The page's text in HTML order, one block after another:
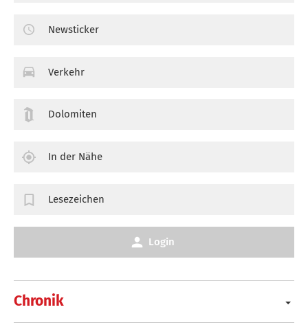
Chronik
Newsticker
Verkehr
Dolomiten
In der Nähe
Lesezeichen
Login